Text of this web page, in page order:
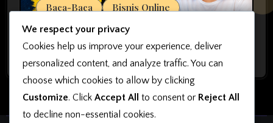
Baca-Baca Bisnis Online
7 Kesalahan yang Harus Dihindari
agar Bisnis Online Bisa Sukses
We respect your privacy
Cookies help us improve your experience, deliver
personalized content, and analyze traffic. You can
choose which cookies to allow by clicking
Customize. Click Accept All to consent or Reject All
to decline non-essential cookies.